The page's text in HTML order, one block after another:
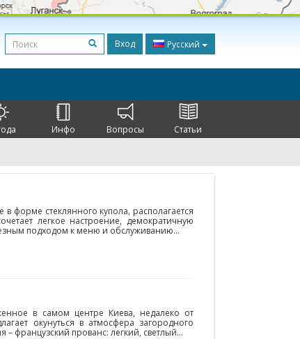
Вход Русский
Инфо Вопросы Статьи
форме стеклянного купола, располагается
легкое настроение, демократичную
подходом к меню и обслуживанию...
в самом центре Киева, недалеко от
окунуться в атмосфера загородного
французский прованс: легкий, светлый...